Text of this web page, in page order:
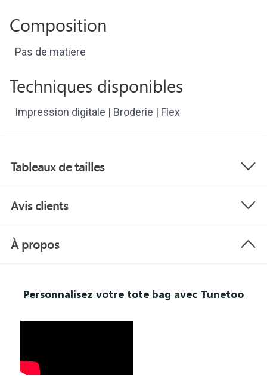
Composition
Pas de matiere
Techniques disponibles
Impression digitale | Broderie | Flex
Tableaux de tailles
Avis clients
À propos
Personnalisez votre tote bag avec Tunetoo